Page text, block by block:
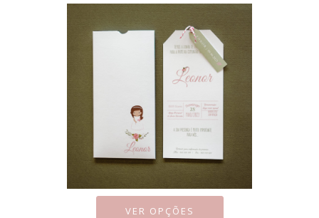
VER OPÇÕES